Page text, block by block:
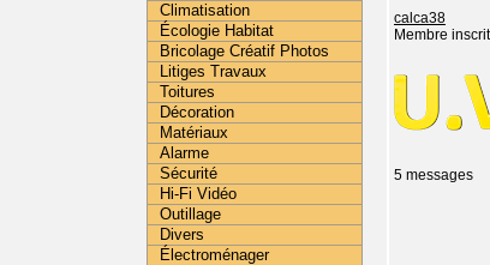
calca38
Membre inscrit
5 messages
Climatisation
Écologie Habitat
Bricolage Créatif Photos
Litiges Travaux
Toitures
Décoration
Matériaux
Alarme
Sécurité
Hi-Fi Vidéo
Outillage
Divers
Électroménager